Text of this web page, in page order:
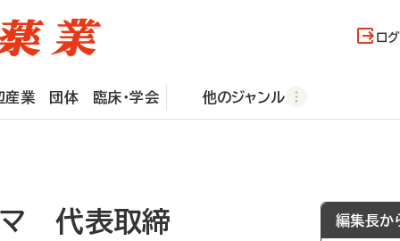
ロ
産業 団体 臨床・学会 他のジャンル
マ 代表取締
編集長か